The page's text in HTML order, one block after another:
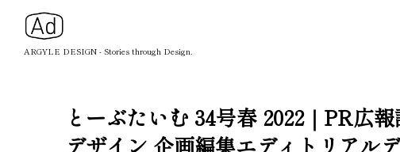
ARGYLE DESIGN - Stories through Design.
とーぶたいむ 34号春 2022｜PR広
デザイン 企画編集エディトリアル